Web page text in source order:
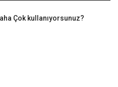
Çok kullanıyorsunuz?